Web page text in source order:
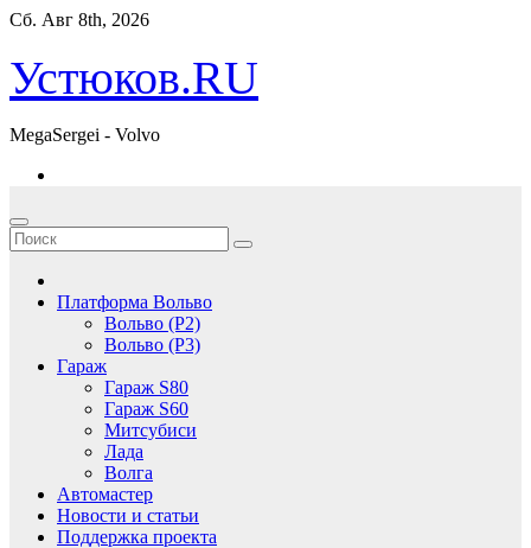
Перейти
содержимому
Сб. Авг 8th, 2026
Устюков.RU
MegaSergei - Volvo
Платформа Вольво
Вольво (P2)
Вольво (P3)
Гараж
Гараж S80
Гараж S60
Митсубиси
Лада
Волга
Автомастер
Новости и статьи
Поддержка проекта